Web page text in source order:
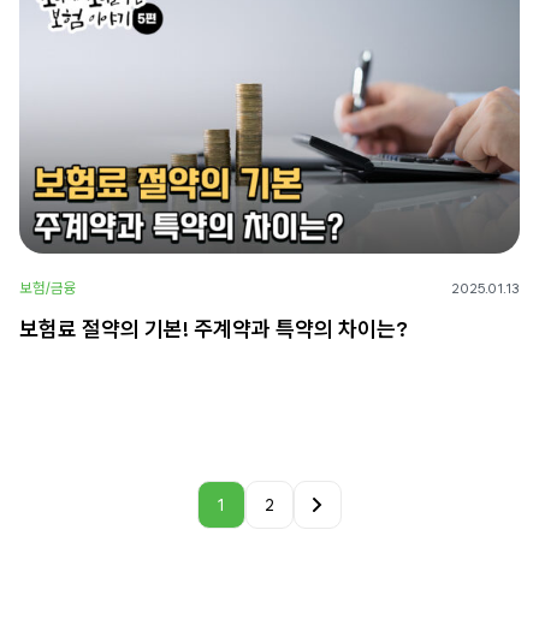
보험/금융 2025.01.13
보험료 절약의 기본! 주계약과 특약의 차이는?
1 2